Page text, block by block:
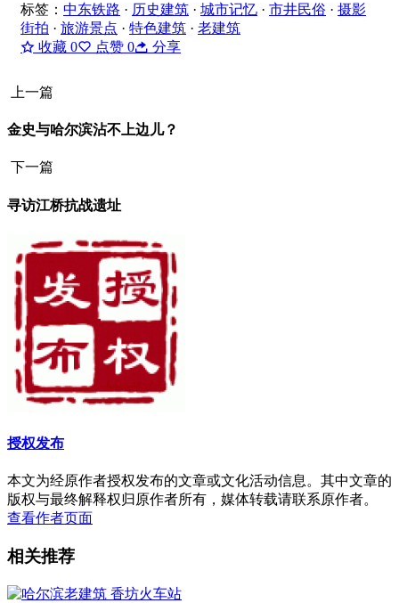
标签： 中东铁路 · 历史建筑 · 城市记忆 · 市井民俗 · 摄影
街拍 · 旅游景点 · 特色建筑 · 老建筑
收藏 0 点赞 0 分享
上一篇
金史与哈尔滨沾不上边儿？
下一篇
寻访江桥抗战遗址
授权发布
本文为经原作者授权发布的文章或文化活动信息。其中文章的
版权与最终解释权归原作者所有，媒体转载请联系原作者。
查看作者页面
相关推荐